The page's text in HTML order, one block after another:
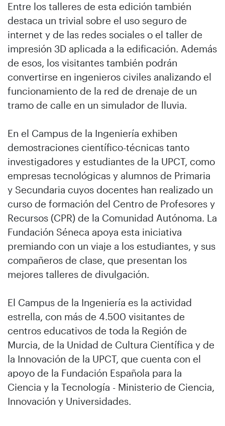
Entre los talleres de esta edición también
destaca un trivial sobre el uso seguro de
internet y de las redes sociales o el taller de
impresión 3D aplicada a la edificación. Además
de esos, los visitantes también podrán
convertirse en ingenieros civiles analizando el
funcionamiento de la red de drenaje de un
tramo de calle en un simulador de lluvia.
En el Campus de la Ingeniería exhiben
demostraciones científico-técnicas tanto
investigadores y estudiantes de la UPCT, como
empresas tecnológicas y alumnos de Primaria
y Secundaria cuyos docentes han realizado un
curso de formación del Centro de Profesores y
Recursos (CPR) de la Comunidad Autónoma. La
Fundación Séneca apoya esta iniciativa
premiando con un viaje a los estudiantes, y sus
compañeros de clase, que presentan los
mejores talleres de divulgación.
El Campus de la Ingeniería es la actividad
estrella, con más de 4.500 visitantes de
centros educativos de toda la Región de
Murcia, de la Unidad de Cultura Científica y de
la Innovación de la UPCT, que cuenta con el
apoyo de la Fundación Española para la
Ciencia y la Tecnología - Ministerio de Ciencia,
Innovación y Universidades.